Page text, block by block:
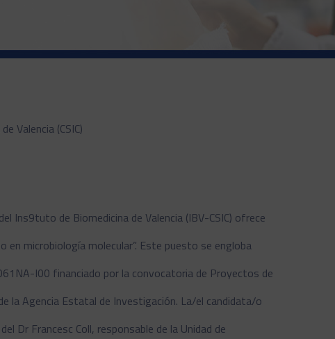
Valencia (CSIC)
Ins9tuto de Biomedicina de Valencia (IBV-CSIC) ofrece
en microbiología molecular”. Este puesto se engloba
I00 financiado por la convocatoria de Proyectos de
la Agencia Estatal de Investigación. La/el candidata/o
Dr Francesc Coll, responsable de la Unidad de